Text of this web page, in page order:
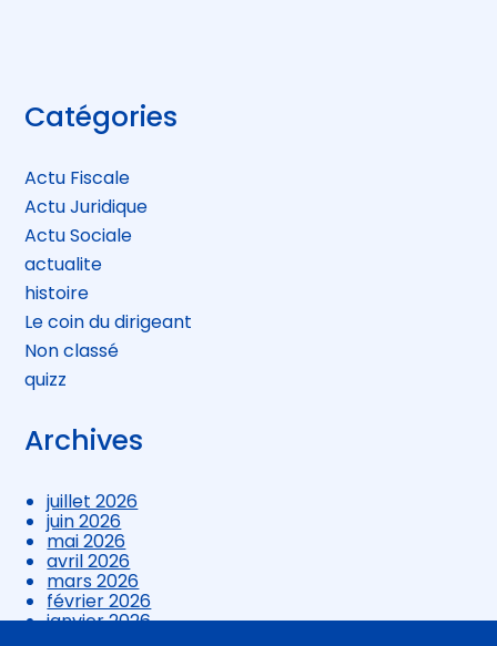
Blog
sidebar
Catégories
Actu Fiscale
Actu Juridique
Actu Sociale
actualite
histoire
Le coin du dirigeant
Non classé
quizz
Archives
juillet 2026
juin 2026
mai 2026
avril 2026
mars 2026
février 2026
janvier 2026